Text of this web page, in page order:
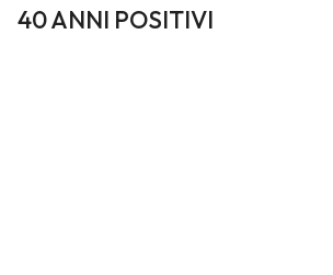
40 ANNI POSITIVI